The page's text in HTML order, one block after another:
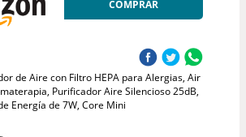
COMPRAR
de Aire con Filtro HEPA para Alergias, Air
Purificador Aire Silencioso 25dB,
Energía de 7W, Core Mini